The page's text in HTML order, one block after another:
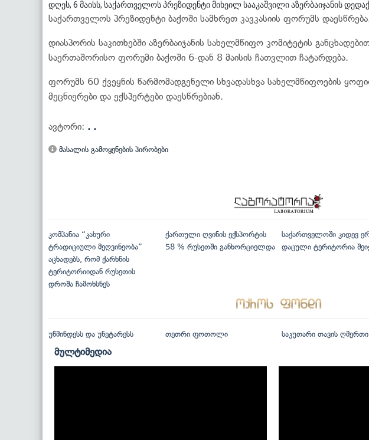
დღეს, 6 მაისს, საქართველოს პრეზიდენტი მიხეილ სააკაშვილი აზერბაიჯანის
საქართველოს პრეზიდენტი ბაქოში სამხრეთ კავკასიის ფორუმს
დიასპორის საკითხებში აზერბაიჯანის სახელმწიფო კომიტეტის
საერთაშორისო ფორუმი ბაქოში 6-დან 8 მაისის ჩათვლით ჩატარდება.
ფორუმს 60 ქვეყნის წარმომადგენელი სხვადასხვა სახელმწიფოების
მეცნიერები და ექსპერტები დაესწრებიან.
ავტორი: . .
მასალის გამოყენების პირობები
კომპანია “კახური
ტრადიციული მეღვინეობა”
აცხადებს, რომ ქარხნის
ტერიტორიიდან რუსეთის
დროშა ჩამოხსნეს
ქართული ღვინის ექსპორტის
58 % რუსეთში განხორციელდა
საქართველოში კიდევ
დაცული ტერიტორია
უწმინდესს და უნეტარესს თეთრი ფოთოლი საკუთარი თავის ღმერთი
მულტიმედია